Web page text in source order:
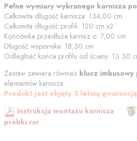
Pełne wymiary wybranego karnisza
Całkowita długość karnisza: 134,00 cm
Całkowita długość profili: 120 cm x2
Końcówka przedłuża karnisz o: 7,00 cm
Długość wspornika: 18,30 cm
Odległość końca profilu od ściany: 13.30
Zestaw zawiera również klucz imbusowy
elementów karnisza.
Produkt jest objęty 3 letnią
Instrukcja montażu karnisza
próbki rur